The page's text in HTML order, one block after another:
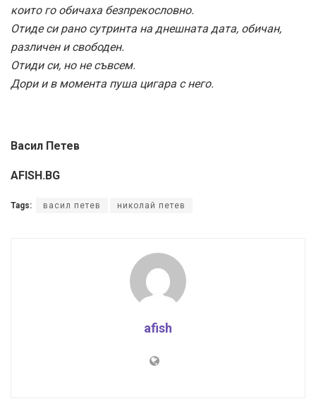
които го обичаха безпрекословно.
Отиде си рано сутринта на днешната дата, обичан,
различен и свободен.
Отиди си, но не съвсем.
Дори и в момента пуша цигара с него.
Васил Петев
AFISH.BG
Tags: васил петев николай петев
afish